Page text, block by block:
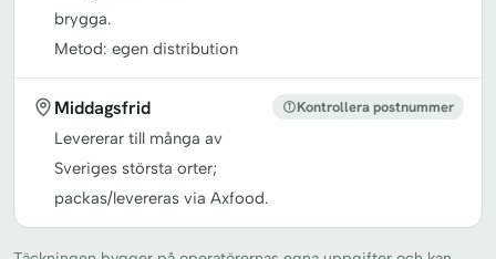
brygga.
Metod: egen distribution
Middagsfrid
Levererar till många av
Sveriges största orter;
packas/levereras via Axfood.
Kontrollera postnummer